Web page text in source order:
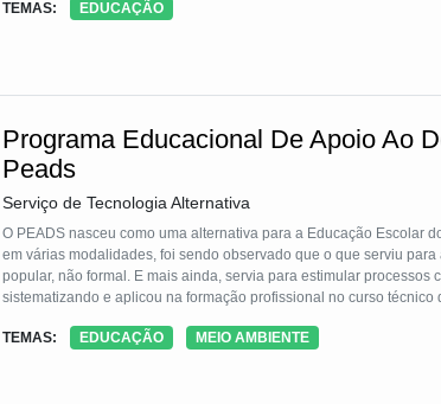
e as visitas guiadas a exposições de arte nos espaços culturais da cidade
TEMAS: EDUCAÇÃO
Programa Educacional De Apoio Ao
Peads
Serviço de Tecnologia Alternativa
O PEADS nasceu como uma alternativa para a Educação Escolar
em várias modalidades, foi sendo observado que o que serviu
popular, não formal. E mais ainda, servia para estimular processos
sistematizando e aplicou na formação profissional no curso
onde a realidade local é objeto de estudo e intervenção. É uma
TEMAS: EDUCAÇÃO MEIO AMBIENTE